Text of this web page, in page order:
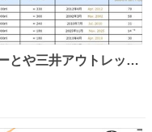
とや三井アウトレット
が一部判明